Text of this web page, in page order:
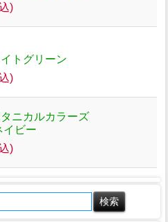
)
トグリーン
)
ニカルカラーズ
イビー
)